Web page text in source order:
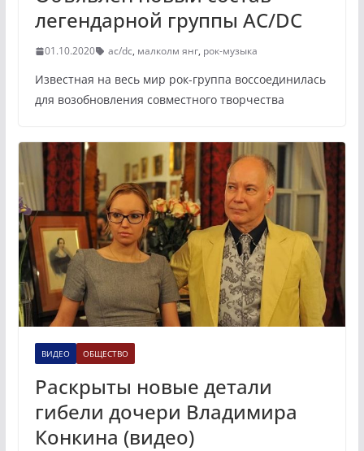
легендарной группы AC/DC
01.10.2020 ac/dc, малколм янг, рок-музыка
Известная на весь мир рок-группа воссоединилась
для возобновления совместного творчества
ВИДЕО ОБЩЕСТВО
Раскрыты новые детали
гибели дочери Владимира
Конкина (видео)